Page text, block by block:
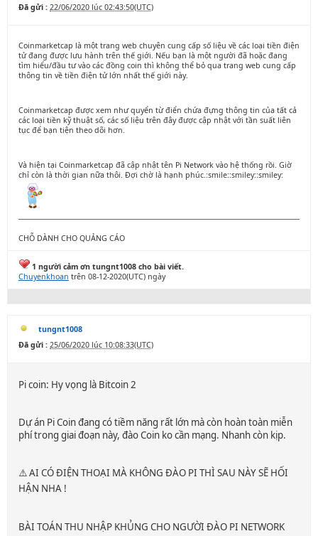
Đã gửi : 22/06/2020 lúc 02:43:50(UTC)
Coinmarketcap là một trang web chuyên cung cấp số liệu về các loại tiền điện
tử đang được lưu hành trên thế giới. Nếu bạn là một người đã hoặc đang
tìm hiểu/đầu tư vào các đồng coin thì không thể bỏ qua trang web cung cấp
thông tin về tiền điện tử lớn nhất thế giới này.
Coinmarketcap được xem như quyển từ điển chứa đựng thông tin của tất cả
các loại tiền kỹ thuật số, các số liệu trên đây được cập nhật với tần suất liên
tục để bạn tiện theo dõi hơn.
Và hiện tại Coinmarketcap đã cập nhật tên Pi Network vào hệ thống rồi. Giờ
chỉ còn là thời gian nữa thôi. Đợi chờ là hạnh phúc.:smile::smiley::smiley:
CHỖ DÀNH CHO QUẢNG CÁO
1 người cảm ơn tungnt1008 cho bài viết.
Chuyenkhoan trên 08-12-2020(UTC) ngày
tungnt1008
Đã gửi : 25/06/2020 lúc 10:08:33(UTC)
Pi coin: Hy vọng là Bitcoin 2
Dự án Pi Coin đang có tiềm năng rất lớn mà còn hoàn toàn miễn
phí trong giai đoạn này, đào Coin ko cần mạng. Nhanh còn kịp.
⚠️ AI CÓ ĐIỆN THOẠI MÀ KHÔNG ĐÀO PI THÌ SAU NÀY SẼ HỐI
HẬN NHA !
BÀI TOÁN THU NHẬP KHỦNG CHO NGƯỜI ĐÀO PI NETWORK